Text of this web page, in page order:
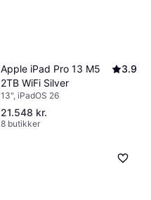
Apple iPad Pro 13 M5
2TB WiFi Silver
3.9
13", iPadOS 26
21.548 kr.
8 butikker